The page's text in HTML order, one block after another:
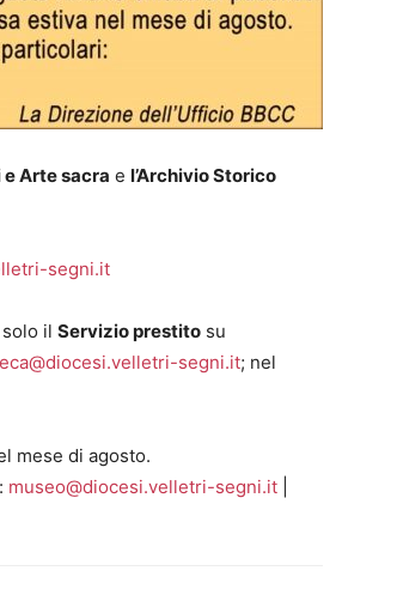
Arte sacra e l’Archivio Storico
segni.it
il Servizio prestito su
segni.it; nel
mese di agosto.
museo@diocesi.velletri-segni.it